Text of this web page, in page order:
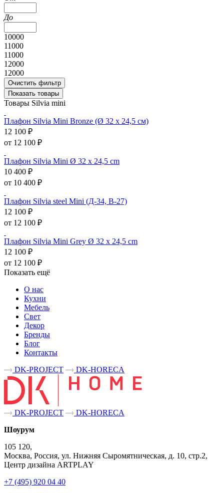
До
10000
11000
11000
12000
12000
Очистить фильтр
Показать товары
Товары Silvia mini
Плафон Silvia Mini Bronze (Ø 32 x 24,5 см)
12 100 ₽
от 12 100 ₽
Плафон Silvia Mini Ø 32 x 24,5 cm
10 400 ₽
от 10 400 ₽
Плафон Silvia steel Mini (Д-34, В-27)
12 100 ₽
от 12 100 ₽
Плафон Silvia Mini Grey Ø 32 x 24,5 cm
12 100 ₽
от 12 100 ₽
Показать ещё
О нас
Кухни
Мебель
Свет
Декор
Бренды
Блог
Контакты
DK-PROJECT
DK-HORECA
DK-PROJECT
DK-HORECA
Шоурум
105 120,
Москва, Россия, ул. Нижняя Сыромятническая, д. 10, стр.2,
Центр дизайна ARTPLAY
+7 (495) 920 04 40